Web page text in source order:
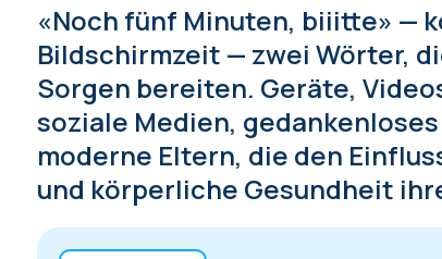
«Noch fünf Minuten, biiitte» —
Bildschirmzeit — zwei Wörter,
Sorgen bereiten. Geräte,
soziale Medien,
moderne Eltern, die den
und körperliche Gesundheit